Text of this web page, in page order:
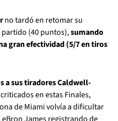
no tardó en retomar su
(40 puntos),sumando
gran efectividad (5/7 en tiros
a sus tiradores Caldwell-
criticados en estas Finales,
de Miami volvía a dificultar
James registrando de